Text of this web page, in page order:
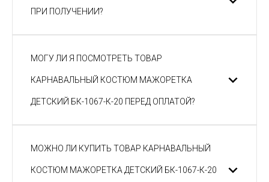
ПРИ ПОЛУЧЕНИИ?
МОГУ ЛИ Я ПОСМОТРЕТЬ ТОВАР
КАРНАВАЛЬНЫЙ КОСТЮМ МАЖОРЕТКА
ДЕТСКИЙ БК-1067-К-20 ПЕРЕД ОПЛАТОЙ?
МОЖНО ЛИ КУПИТЬ ТОВАР КАРНАВАЛЬНЫЙ
КОСТЮМ МАЖОРЕТКА ДЕТСКИЙ БК-1067-К-20